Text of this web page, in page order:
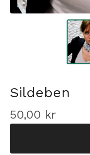
Sildeben
50,00 kr